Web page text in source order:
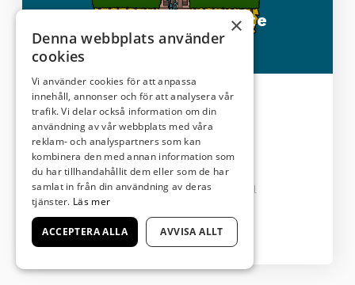
Vilka är valets viktigaste
frågor?
Gymnasiet
Publicerad:09 juni 2026
Senast uppdaterad: 10 juli 2026
Kurs:
Lektionsantal: 1-2 lektioner
Tema:Demokrati, Tidningens innehåll
...
Läs mer
×
Denna webbplats använder
cookies
Vi använder cookies för att anpassa
innehåll, annonser och för att analysera vår
trafik. Vi delar också information om din
användning av vår webbplats med våra
reklam- och analyspartners som kan
kombinera den med annan information som
du har tillhandahållit dem eller som de har
samlat in från din användning av deras
tjänster. Läs mer
ACCEPTERA ALLA AVVISA ALLT